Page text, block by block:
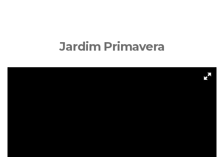
Jardim Primavera